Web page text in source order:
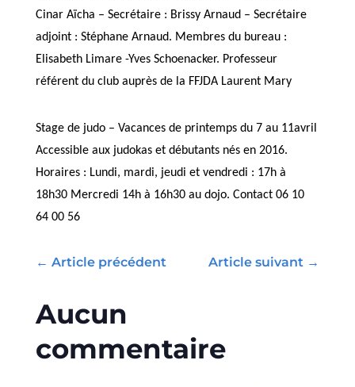
Cinar Aïcha – Secrétaire : Brissy Arnaud – Secrétaire
adjoint : Stéphane Arnaud. Membres du bureau :
Elisabeth Limare -Yves Schoenacker. Professeur
référent du club auprès de la FFJDA Laurent Mary
Stage de judo – Vacances de printemps du 7 au 11avril
Accessible aux judokas et débutants nés en 2016.
Horaires : Lundi, mardi, jeudi et vendredi : 17h à
18h30 Mercredi 14h à 16h30 au dojo. Contact 06 10
64 00 56
← Article précédent Article suivant →
Aucun
commentaire